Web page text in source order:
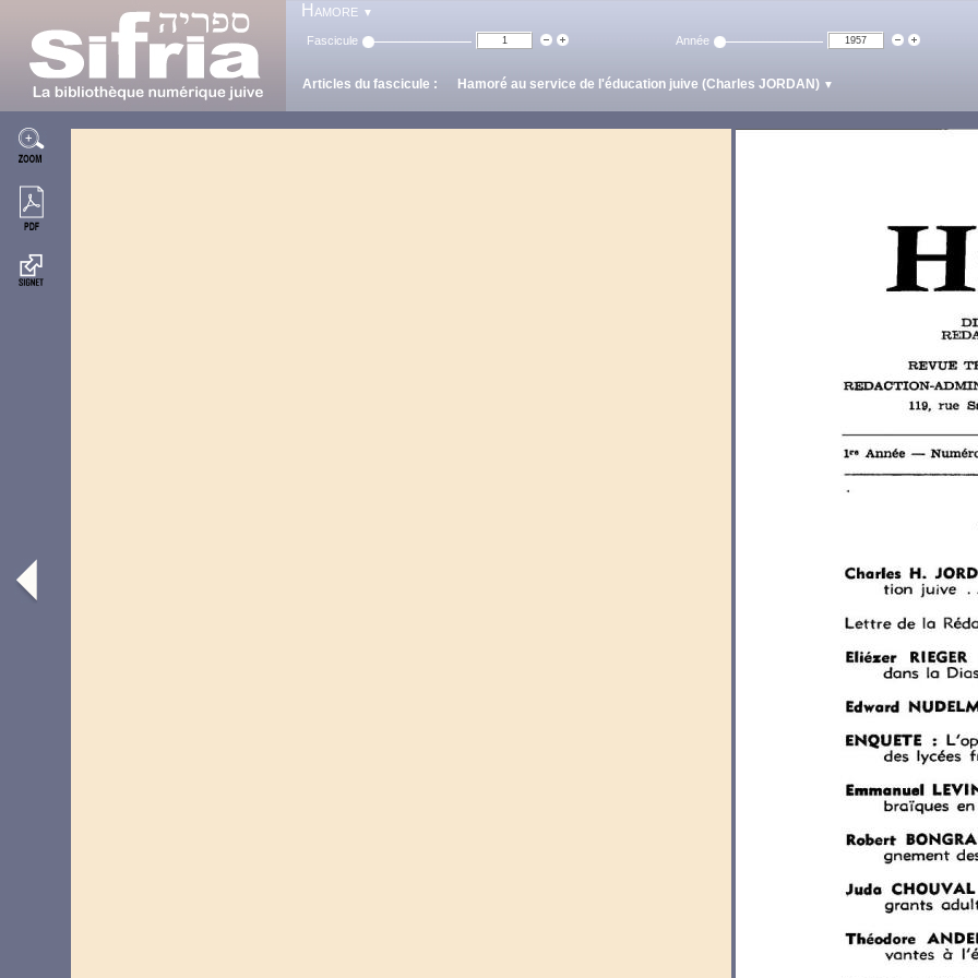
Hamore ▼
Fascicule Année
Articles du fascicule : Hamoré au service de l'éducation juive (Charles JORDAN) ▼